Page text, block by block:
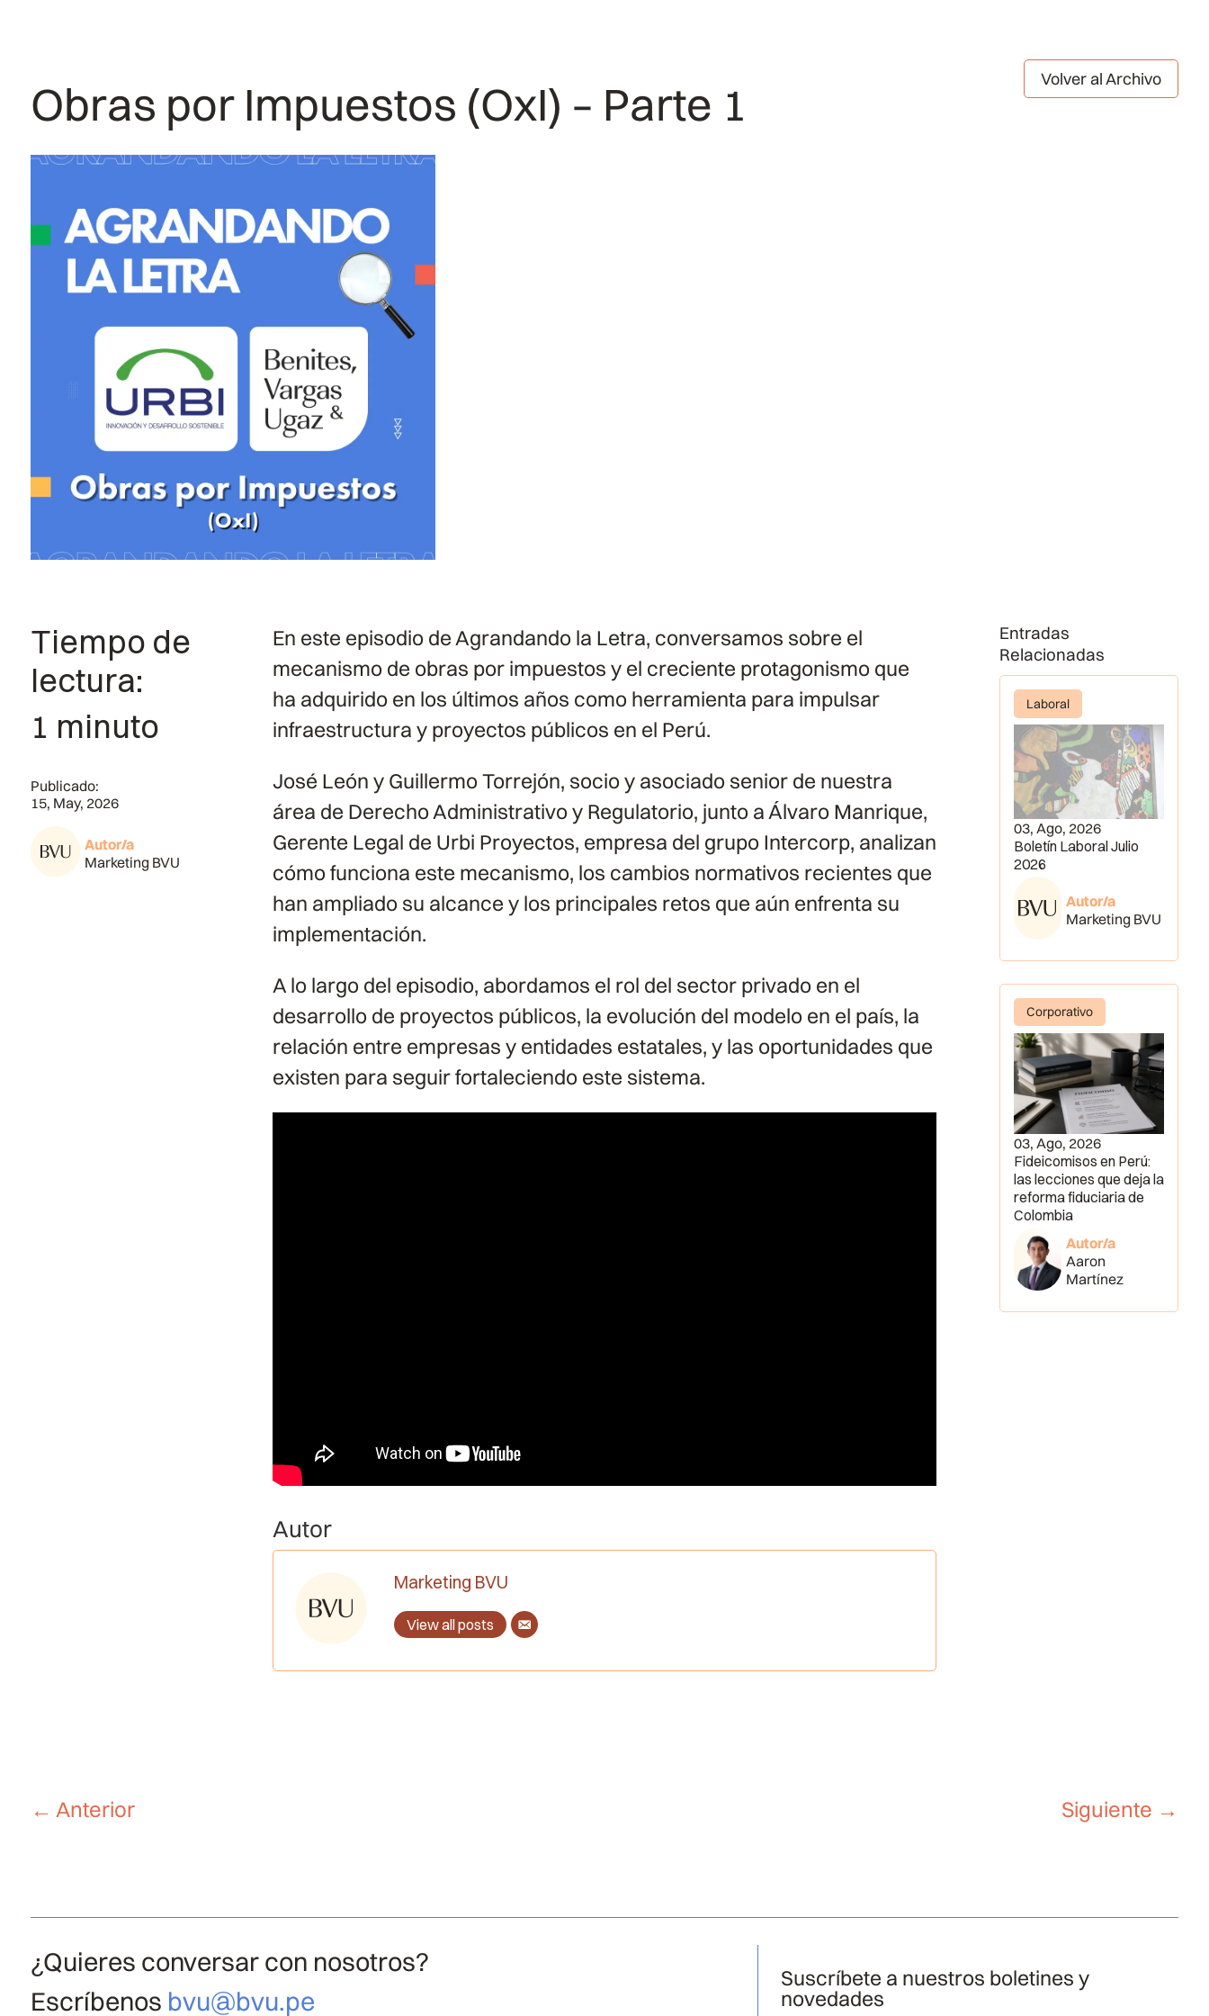
Obras por Impuestos (OxI) – Parte 1 Volver al Archivo
Tiempo de
lectura:
1 minuto
Publicado:
15, May, 2026
Autor/a
Marketing BVU
En este episodio de Agrandando la Letra, conversamos sobre el
mecanismo de obras por impuestos y el creciente protagonismo que
ha adquirido en los últimos años como herramienta para impulsar
infraestructura y proyectos públicos en el Perú.
José León y Guillermo Torrejón, socio y asociado senior de nuestra
área de Derecho Administrativo y Regulatorio, junto a Álvaro Manrique,
Gerente Legal de Urbi Proyectos, empresa del grupo Intercorp, analizan
cómo funciona este mecanismo, los cambios normativos recientes que
han ampliado su alcance y los principales retos que aún enfrenta su
implementación.
A lo largo del episodio, abordamos el rol del sector privado en el
desarrollo de proyectos públicos, la evolución del modelo en el país, la
relación entre empresas y entidades estatales, y las oportunidades que
existen para seguir fortaleciendo este sistema.
Autor
Marketing BVU
View all posts
Entradas
Relacionadas
Laboral
03, Ago, 2026
Boletín Laboral Julio
2026
Autor/a
Marketing BVU
Corporativo
03, Ago, 2026
Fideicomisos en Perú:
las lecciones que deja la
reforma fiduciaria de
Colombia
Autor/a
Aaron
Martínez
← Anterior Siguiente →
¿Quieres conversar con nosotros?
Escríbenos bvu@bvu.pe
Suscríbete a nuestros boletines y
novedades